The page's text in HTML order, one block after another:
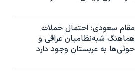
مقام سعودی: احتمال حملات
هماهنگ شبه‌نظامیان عراقی و
حوثی‌ها به عربستان وجود دارد